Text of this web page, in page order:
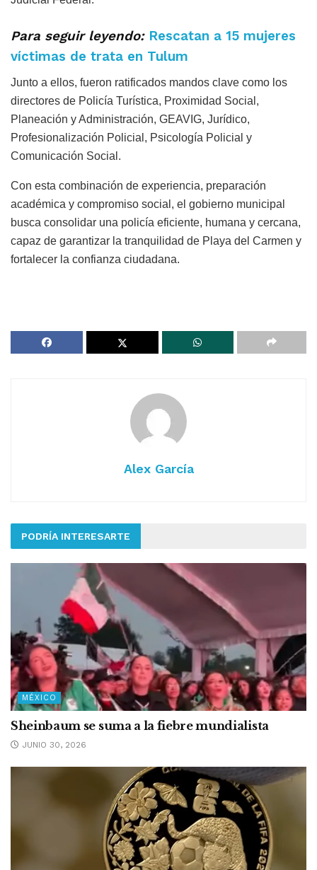
Para seguir leyendo: Rescatan a 15 mujeres
víctimas de trata en Tulum
Junto a ellos, fueron ratificados mandos clave como los
directores de Policía Turística, Proximidad Social,
Planeación y Administración, GEAVIG, Jurídico,
Profesionalización Policial, Psicología Policial y
Comunicación Social.
Con esta combinación de experiencia, preparación
académica y compromiso social, el gobierno municipal
busca consolidar una policía eficiente, humana y cercana,
capaz de garantizar la tranquilidad de Playa del Carmen y
fortalecer la confianza ciudadana.
Alex García
PODRÍA INTERESARTE
MÉXICO
Sheinbaum se suma a la fiebre mundialista
JUNIO 30, 2026